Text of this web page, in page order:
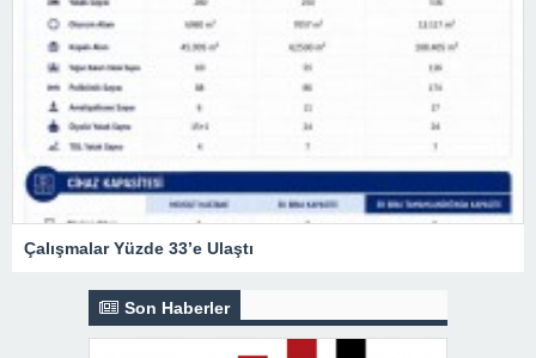
Çalışmalar Yüzde 33’e Ulaştı
Son Haberler